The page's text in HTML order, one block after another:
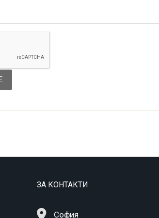
ЗА КОНТАКТИ
София